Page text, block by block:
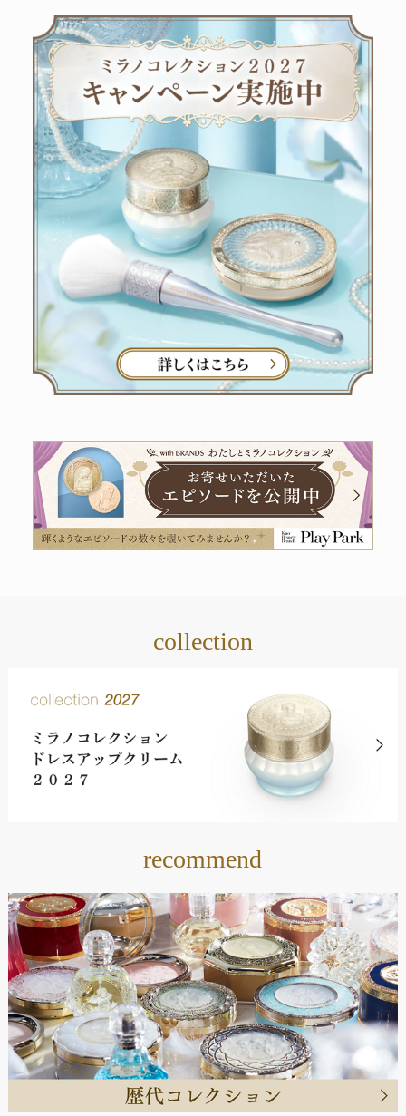
collection
recommend